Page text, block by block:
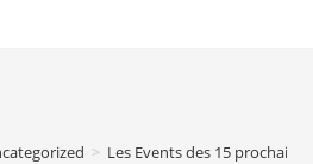
> Les Events des 15 prochains